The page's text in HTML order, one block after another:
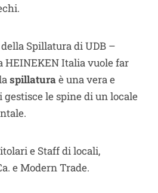
Spillatura di UDB –
Italia vuole far
spillatura è una vera e
le spine di un locale
e Staff di locali,
e Modern Trade.